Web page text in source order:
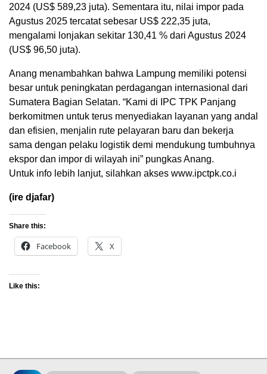
2024 (US$ 589,23 juta). Sementara itu, nilai impor pada
Agustus 2025 tercatat sebesar US$ 222,35 juta,
mengalami lonjakan sekitar 130,41 % dari Agustus 2024
(US$ 96,50 juta).
Anang menambahkan bahwa Lampung memiliki potensi
besar untuk peningkatan perdagangan internasional dari
Sumatera Bagian Selatan. “Kami di IPC TPK Panjang
berkomitmen untuk terus menyediakan layanan yang andal
dan efisien, menjalin rute pelayaran baru dan bekerja
sama dengan pelaku logistik demi mendukung tumbuhnya
ekspor dan impor di wilayah ini” pungkas Anang.
Untuk info lebih lanjut, silahkan akses www.ipctpk.co.i
(ire djafar)
Share this:
Facebook X
Like this: